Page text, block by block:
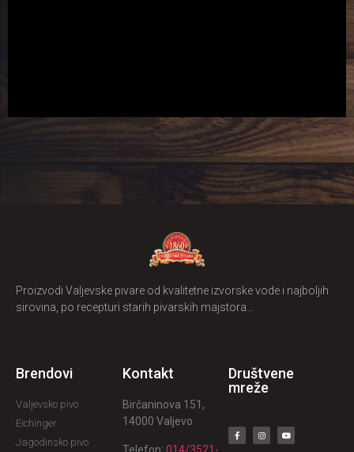
Proizvodi Valjevske pivare od kvalitetne izvorske vode i najboljih
sirovina, po recepturi starih pivarskih majstora…
Brendovi
Valjevsko pivo
Eichinger
Jagodinsko pivo
Kontakt
Birčaninova 151,
14000 Valjevo
Telefon: 014/3521-
Društvene
mreže